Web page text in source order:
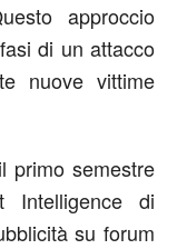
approccio
di un attacco
nuove vittime
primo semestre
Intelligence di
su forum